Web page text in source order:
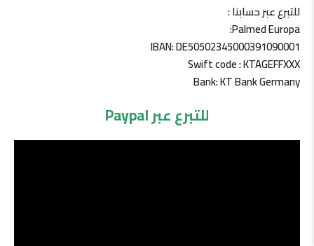
للتبرع عبر حسابنا :
Palmed Europa:
IBAN: DE50502345000391090001
Swift code : KTAGEFFXXX
Bank: KT Bank Germany
للتبرع عبر Paypal